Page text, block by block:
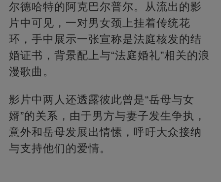
尔德哈特的阿克巴尔普尔。从流出的影
片中可见，一对男女颈上挂着传统花
环，手中展示一张宣称是法庭核发的结
婚证书，背景配上与“法庭婚礼”相关的浪
漫歌曲。
影片中两人还透露彼此曾是“岳母与女
婿”的关系，由于男方与妻子发生争执，
意外和岳母发展出情愫，呼吁大众接纳
与支持他们的爱情。